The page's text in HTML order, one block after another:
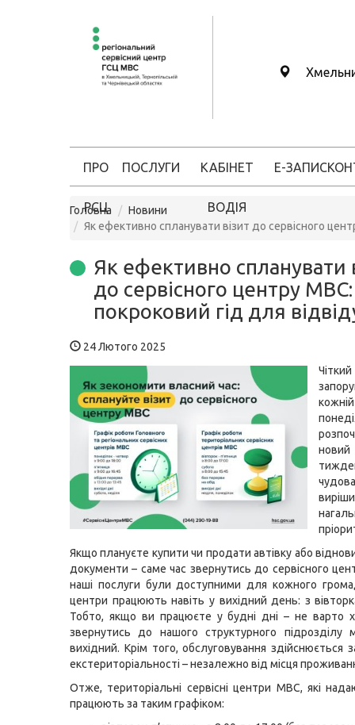
ПРО
РСЦ
ПОСЛУГИ КАБІНЕТ
ВОДІЯ
Е-ЗАПИС
Головна
Новини
Як ефективно спланувати візит до сервісного
Як ефективно спланувати
до сервісного центру МВС:
покроковий гід для
24 Лютого 2025
Якщо плануєте купити чи продати автівку або
документи – саме час звернутись до сервісного
наші послуги були доступними для кожного
центри працюють навіть у вихідний день: з
Тобто, якщо ви працюєте у будні дні – не варто
звернутись до нашого структурного
вихідний. Крім того, обслуговування здійснюється
екстериторіальності – незалежно від місця
Отже, територіальні сервісні центри МВС, які
працюють за таким графіком: